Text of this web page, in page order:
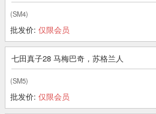
(SM4)
批发价: 仅限会员
七田真子28 马梅巴奇，苏格兰人
(SM5)
批发价: 仅限会员